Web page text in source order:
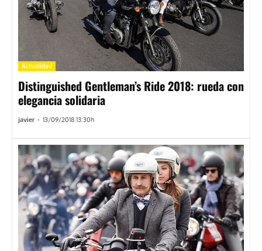
Actualidad
Distinguished Gentleman’s Ride 2018: rueda con
elegancia solidaria
javier - 13/09/2018 13:30h